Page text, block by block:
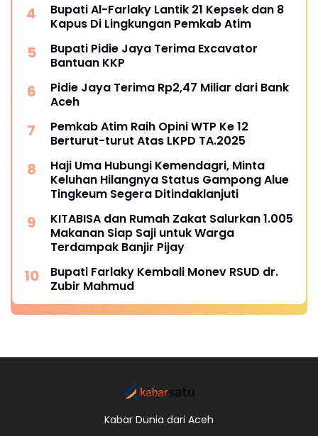
Bupati Al-Farlaky Lantik 21 Kepsek dan 8
Kapus Di Lingkungan Pemkab Atim
Bupati Pidie Jaya Terima Excavator
Bantuan KKP
Pidie Jaya Terima Rp2,47 Miliar dari Bank
Aceh
Pemkab Atim Raih Opini WTP Ke 12
Berturut-turut Atas LKPD TA.2025
Haji Uma Hubungi Kemendagri, Minta
Keluhan Hilangnya Status Gampong Alue
Tingkeum Segera Ditindaklanjuti
KITABISA dan Rumah Zakat Salurkan 1.005
Makanan Siap Saji untuk Warga
Terdampak Banjir Pijay
Bupati Farlaky Kembali Monev RSUD dr.
Zubir Mahmud
Kabar Dunia dari Aceh